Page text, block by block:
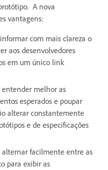
A nova
vantagens:
com mais clareza o
aos desenvolvedores
em um único link
entender melhor as
esperados e poupar
alterar constantemente
e de especificações
alternar facilmente entre as
para exibir as